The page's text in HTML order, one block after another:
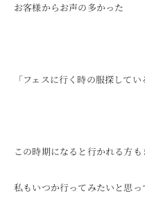
お客様からお声の多かった
「フェスに行く時の服探してい
この時期になると行かれる方も
私もいつか行ってみたいと思